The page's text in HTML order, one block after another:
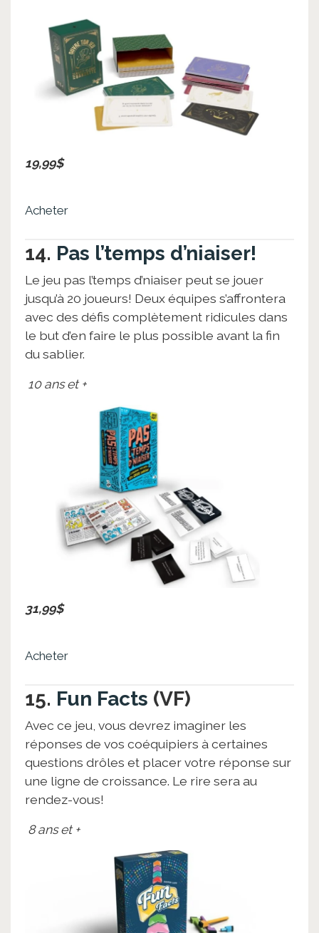
19,99$
Acheter
14. Pas l’temps d’niaiser!
Le jeu pas l’temps d’niaiser peut se jouer
jusqu’à 20 joueurs! Deux équipes s’affrontera
avec des défis complètement ridicules dans
le but d’en faire le plus possible avant la fin
du sablier.
10 ans et +
31,99$
Acheter
15. Fun Facts (VF)
Avec ce jeu, vous devrez imaginer les
réponses de vos coéquipiers à certaines
questions drôles et placer votre réponse sur
une ligne de croissance. Le rire sera au
rendez-vous!
8 ans et +